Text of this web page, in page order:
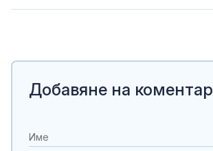
Добавяне на коментар